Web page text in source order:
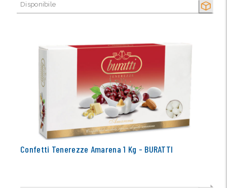
SECCO
Disponibile
Confetti Tenerezze Amarena 1 Kg - BURATTI